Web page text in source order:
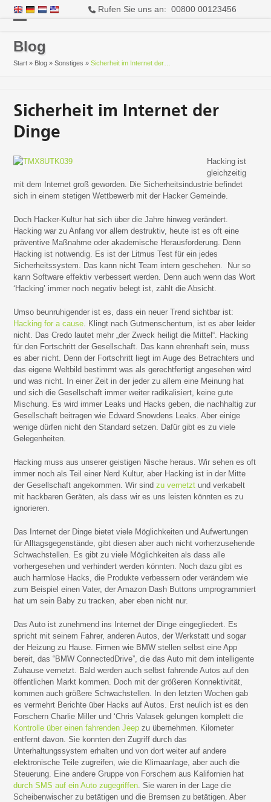
Rufen Sie uns an: 00800 00123456
mobile
mobile
Blog
Start » Blog »Sonstiges »Sicherheit im Internet der…
Sicherheit im Internet der
Dinge
Hacking ist
gleichzeitig
mit dem Internet groß geworden. Die Sicherheitsindustrie befindet
sich in einem stetigen Wettbewerb mit der Hacker Gemeinde.
Doch Hacker-Kultur hat sich über die Jahre hinweg verändert.
Hacking war zu Anfang vor allem destruktiv, heute ist es oft eine
präventive Maßnahme oder akademische Herausforderung. Denn
Hacking ist notwendig. Es ist der Litmus Test für ein jedes
Sicherheitssystem. Das kann nicht Team intern geschehen. Nur so
kann Software effektiv verbessert werden. Denn auch wenn das Wort
‘Hacking’ immer noch negativ belegt ist, zählt die Absicht.
Umso beunruhigender ist es, dass ein neuer Trend sichtbar ist:
Hacking for a cause. Klingt nach Gutmenschentum, ist es aber leider
nicht. Das Credo lautet mehr „der Zweck heiligt die Mittel“. Hacking
für den Fortschritt der Gesellschaft. Das kann ehrenhaft sein, muss
es aber nicht. Denn der Fortschritt liegt im Auge des Betrachters und
das eigene Weltbild bestimmt was als gerechtfertigt angesehen wird
und was nicht. In einer Zeit in der jeder zu allem eine Meinung hat
und sich die Gesellschaft immer weiter radikalisiert, keine gute
Mischung. Es wird immer Leaks und Hacks geben, die nachhaltig zur
Gesellschaft beitragen wie Edward Snowdens Leaks. Aber einige
wenige dürfen nicht den Standard setzen. Dafür gibt es zu viele
Gelegenheiten.
Hacking muss aus unserer geistigen Nische heraus. Wir sehen es oft
immer noch als Teil einer Nerd Kultur, aber Hacking ist in der Mitte
der Gesellschaft angekommen. Wir sindzu vernetzt und verkabelt
mit hackbaren Geräten, als dass wir es uns leisten könnten es zu
ignorieren.
Das Internet der Dinge bietet viele Möglichkeiten und Aufwertungen
für Alltagsgegenstände, gibt diesen aber auch nicht vorherzusehende
Schwachstellen. Es gibt zu viele Möglichkeiten als dass alle
vorhergesehen und verhindert werden könnten. Noch dazu gibt es
auch harmlose Hacks, die Produkte verbessern oder verändern wie
zum Beispiel einen Vater, der Amazon Dash Buttons umprogrammiert
hat um sein Baby zu tracken, aber eben nicht nur.
Das Auto ist zunehmend ins Internet der Dinge eingegliedert. Es
spricht mit seinem Fahrer, anderen Autos, der Werkstatt und sogar
der Heizung zu Hause. Firmen wie BMW stellen selbst eine App
bereit, das “BMW ConnectedDrive”, die das Auto mit dem intelligente
Zuhause vernetzt. Bald werden auch selbst fahrende Autos auf den
öffentlichen Markt kommen. Doch mit der größeren Konnektivität,
kommen auch größere Schwachstellen. In den letzten Wochen gab
es vermehrt Berichte über Hacks auf Autos. Erst neulich ist es den
Forschern Charlie Miller und ‘Chris Valasek gelungen komplett die
Kontrolle über einen fahrenden Jeep zu übernehmen. Kilometer
entfernt davon. Sie konnten den Zugriff durch das
Unterhaltungssystem erhalten und von dort weiter auf andere
elektronische Teile zugreifen, wie die Klimaanlage, aber auch die
Steuerung. Eine andere Gruppe von Forschern aus Kalifornien hat
durch SMS auf ein Auto zugegriffen. Sie waren in der Lage die
Scheibenwischer zu betätigen und die Bremsen zu betätigen. Aber